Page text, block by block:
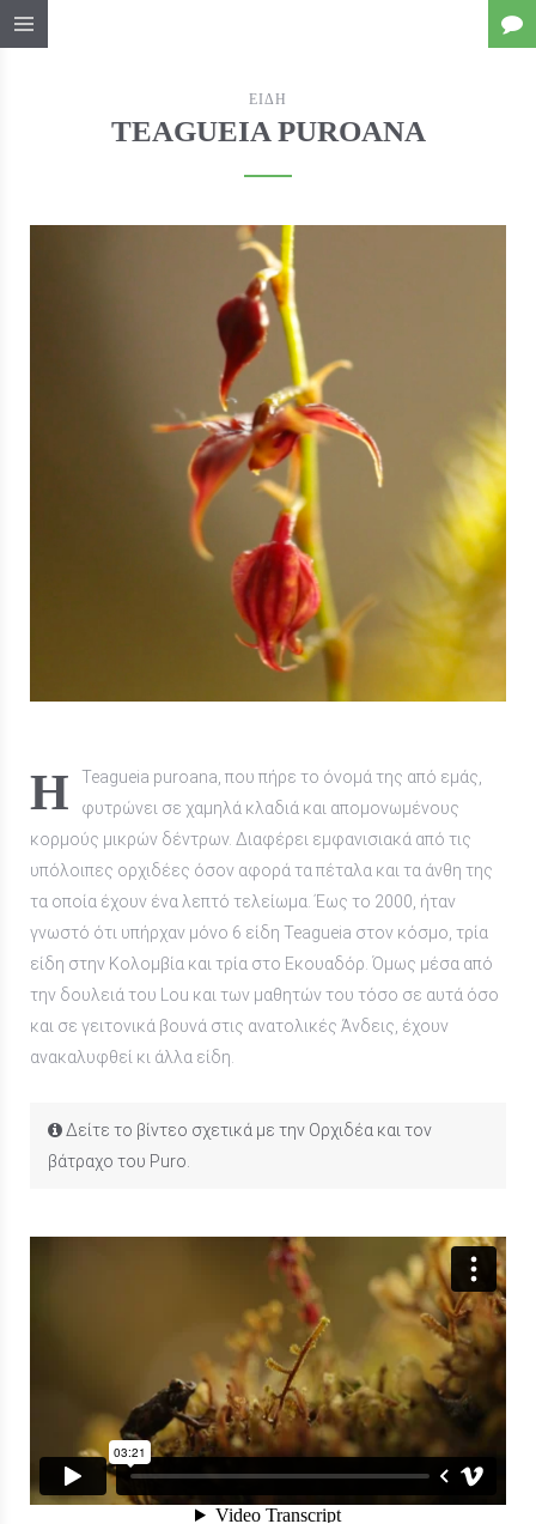
ΕΙΔΗ
TEAGUEIA PUROANA
Η Teagueia puroana, που πήρε το όνομά της από εμάς,
φυτρώνει σε χαμηλά κλαδιά και απομονωμένους
κορμούς μικρών δέντρων. Διαφέρει εμφανισιακά από τις
υπόλοιπες ορχιδέες όσον αφορά τα πέταλα και τα άνθη της
τα οποία έχουν ένα λεπτό τελείωμα. Έως το 2000, ήταν
γνωστό ότι υπήρχαν μόνο 6 είδη Teagueia στον κόσμο, τρία
είδη στην Κολομβία και τρία στο Εκουαδόρ. Όμως μέσα από
την δουλειά του Lou και των μαθητών του τόσο σε αυτά όσο
και σε γειτονικά βουνά στις ανατολικές Άνδεις, έχουν
ανακαλυφθεί κι άλλα είδη.
Δείτε το βίντεο σχετικά με την Ορχιδέα και τον
βάτραχο του Puro.